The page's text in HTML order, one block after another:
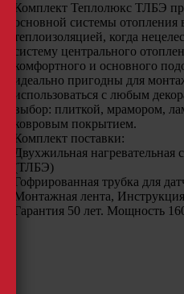
Комплект Теплолюкс ТЛБЭ
основной системы отопления
теплоизоляцией, когда
систему центрального
комфортного и основного
идеально пригодны для
использоваться с любым
выбор: плиткой, мрамором,
ковровым покрытием.
Комплект поставки:
Двухжильная
(ТЛБЭ)
Гофрированная трубка для
Монтажная лента,
Гарантия 50 лет. Мощность